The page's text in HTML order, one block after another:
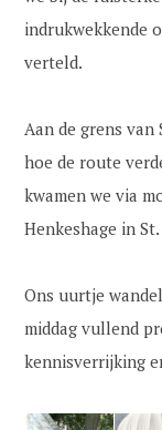
indrukwekkende
verteld.
Aan de grens van
hoe de route
kwamen we via
Henkeshage in
Ons uurtje
middag vullend
kennisverrijking